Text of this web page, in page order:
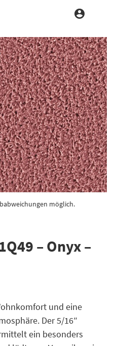
möglich.
– Onyx –
und eine
Der 5/16″
ein besonders